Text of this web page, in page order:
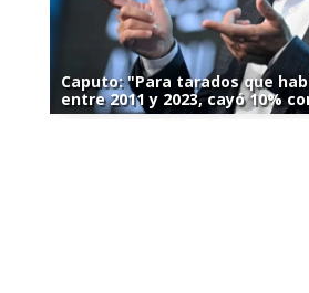
Caputo: "Para tarados que
entre 2011 y 2023, cayó 10%